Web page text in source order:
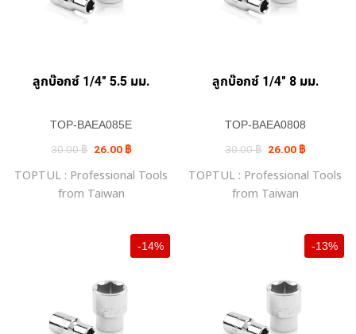
ลูกบ๊อกซ์ 1/4″ 5.5 มม.
TOP-BAEA085E
30.00฿ Original
price
30.00 ฿.
26.00 ฿Current
price
26.00 ฿.
TOPTUL : Professional Tools
from Taiwan
ลูกบ๊อกซ์ 1/4″ 8 มม.
TOP-BAEA0808
30.00฿ Original
price
30.00 ฿.
26.00 ฿Current
price
26.00 ฿.
TOPTUL : Professional Tools
from Taiwan
-14% -13%